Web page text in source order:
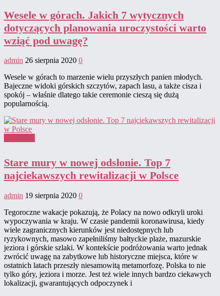
Wesele w górach. Jakich 7 wytycznych
dotyczących planowania uroczystości warto
wziąć pod uwagę?
admin 26 sierpnia 2020 0
Wesele w górach to marzenie wielu przyszłych panien młodych.
Bajeczne widoki górskich szczytów, zapach lasu, a także cisza i
spokój – właśnie dlatego takie ceremonie cieszą się dużą
popularnością.
Stare mury w nowej odsłonie. Top 7
najciekawszych rewitalizacji w Polsce
admin 19 sierpnia 2020 0
Tegoroczne wakacje pokazują, że Polacy na nowo odkryli uroki
wypoczywania w kraju. W czasie pandemii koronawirusa, kiedy
wiele zagranicznych kierunków jest niedostępnych lub
ryzykownych, masowo zapełniliśmy bałtyckie plaże, mazurskie
jeziora i górskie szlaki. W kontekście podróżowania warto jednak
zwrócić uwagę na zabytkowe lub historyczne miejsca, które w
ostatnich latach przeszły niesamowitą metamorfozę. Polska to nie
tylko góry, jeziora i morze. Jest też wiele innych bardzo ciekawych
lokalizacji, gwarantujących odpoczynek i